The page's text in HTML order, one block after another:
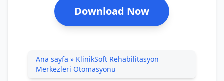
Download Now
Ana sayfa » KlinikSoft Rehabilitasyon
Merkezleri Otomasyonu